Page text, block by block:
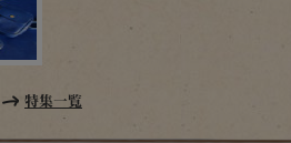
特集一覧